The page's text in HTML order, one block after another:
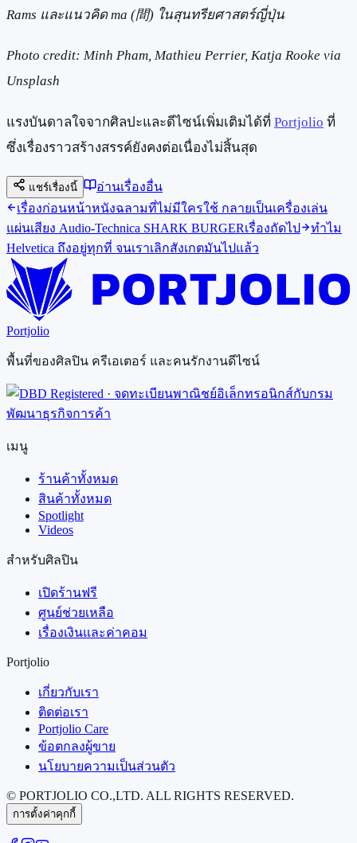
Rams และแนวคิด ma (間) ในสุนทรียศาสตร์ญี่ปุ่น
Photo credit: Minh Pham, Mathieu Perrier, Katja Rooke via
Unsplash
แรงบันดาลใจจากศิลปะและดีไซน์เพิ่มเติมได้ที่ Portjolio ที่
ซึ่งเรื่องราวสร้างสรรค์ยังคงต่อเนื่องไม่สิ้นสุด
แชร์เรื่องนี้
อ่านเรื่องอื่น
เรื่องก่อนหน้าหนังฉลามที่ไม่มีใครใช้ กลายเป็นเครื่องเล่น
แผ่นเสียง Audio-Technica SHARK BURGERเรื่องถัดไป
ทำไม
Helvetica ถึงอยู่ทุกที่ จนเราเลิกสังเกตมันไปแล้ว
Portjolio
พื้นที่ของศิลปิน ครีเอเตอร์ และคนรักงานดีไซน์
เมนู
ร้านค้าทั้งหมด
สินค้าทั้งหมด
Spotlight
Videos
สำหรับศิลปิน
เปิดร้านฟรี
ศูนย์ช่วยเหลือ
เรื่องเงินและค่าคอม
Portjolio
เกี่ยวกับเรา
ติดต่อเรา
Portjolio Care
ข้อตกลงผู้ขาย
นโยบายความเป็นส่วนตัว
© PORTJOLIO CO.,LTD. ALL RIGHTS RESERVED.
การตั้งค่าคุกกี้